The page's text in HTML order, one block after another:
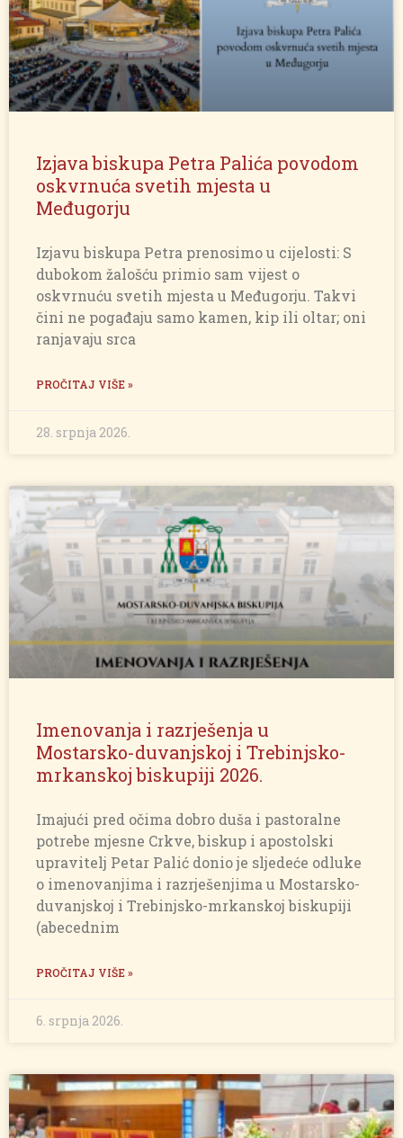
Izjava biskupa Petra Palića povodom
oskvrnuća svetih mjesta u
Međugorju
Izjavu biskupa Petra prenosimo u cijelosti: S
dubokom žalošću primio sam vijest o
oskvrnuću svetih mjesta u Međugorju. Takvi
čini ne pogađaju samo kamen, kip ili oltar; oni
ranjavaju srca
PROČITAJ VIŠE »
28. srpnja 2026.
Imenovanja i razrješenja u
Mostarsko-duvanjskoj i Trebinjsko-
mrkanskoj biskupiji 2026.
Imajući pred očima dobro duša i pastoralne
potrebe mjesne Crkve, biskup i apostolski
upravitelj Petar Palić donio je sljedeće odluke
o imenovanjima i razrješenjima u Mostarsko-
duvanjskoj i Trebinjsko-mrkanskoj biskupiji
(abecednim
PROČITAJ VIŠE »
6. srpnja 2026.